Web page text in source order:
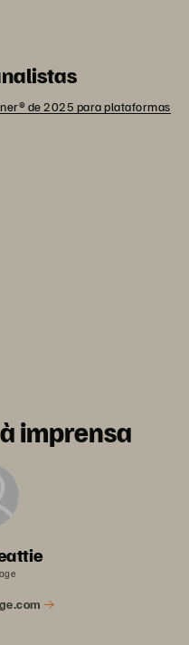
de 2025 para plataformas
imprensa